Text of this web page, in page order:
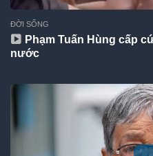
ĐỜI SỐNG
Phạm Tuấn Hùng cấp
nước